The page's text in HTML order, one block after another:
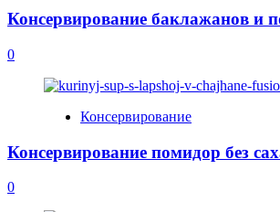
Консервирование баклажанов и
0
Консервирование
Консервирование помидор без
0